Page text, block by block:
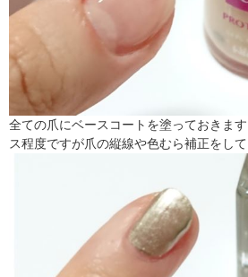
全ての爪にベースコートを塗っておきま
ス程度ですが爪の縦線や色むら補正をして